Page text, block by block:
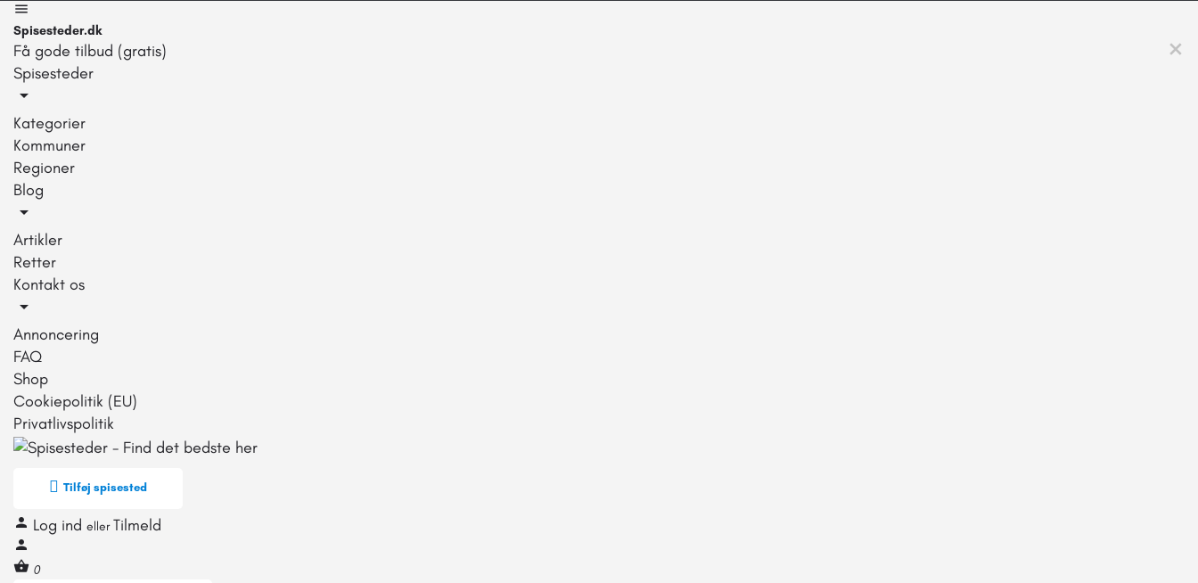
Spisesteder.dk
Få gode tilbud (gratis)
Spisesteder
Kategorier
Kommuner
Regioner
Blog
Artikler
Retter
Kontakt os
Annoncering
FAQ
Shop
Cookiepolitik (EU)
Privatlivspolitik
Tilføj spisested
Log ind eller Tilmeld
0